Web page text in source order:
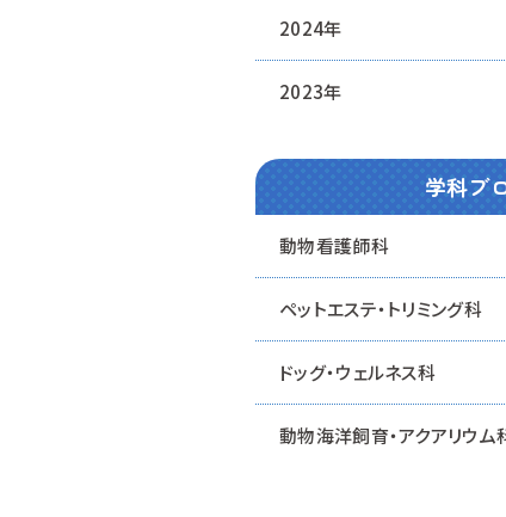
2024年
2023年
学科ブ
動物看護師科
ペットエステ・トリミング科
ドッグ・ウェルネス科
動物海洋飼育・アクアリウム